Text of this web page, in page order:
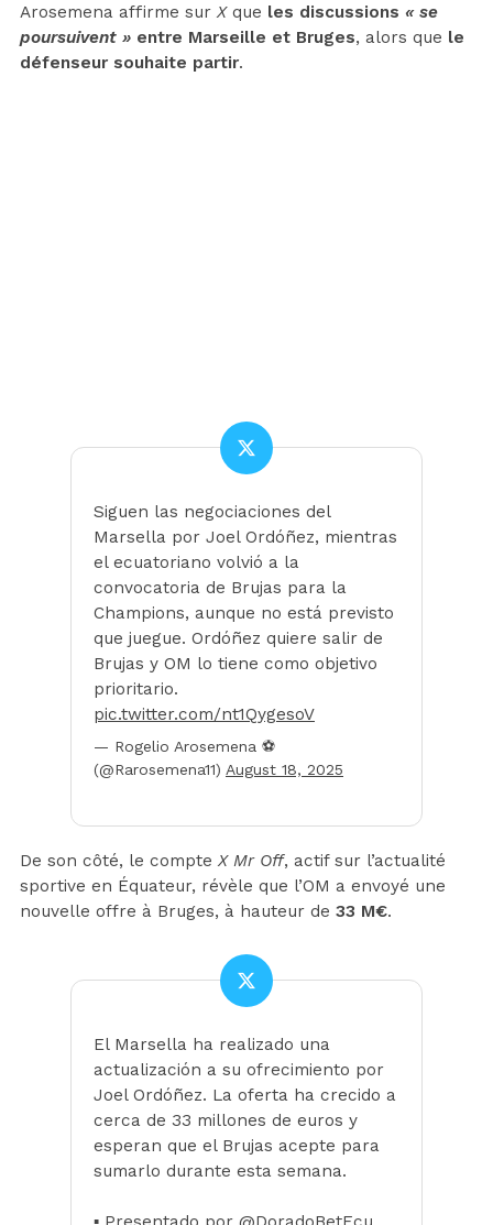
Arosemena affirme sur Xque les discussions « se
poursuivent » entre Marseille et Bruges, alors que le
défenseur souhaite partir.
Siguen las negociaciones del
Marsella por Joel Ordóñez, mientras
el ecuatoriano volvió a la
convocatoria de Brujas para la
Champions, aunque no está previsto
que juegue. Ordóñez quiere salir de
Brujas y OM lo tiene como objetivo
prioritario.
pic.twitter.com/nt1QygesoV
— Rogelio Arosemena ⚽️
(@Rarosemena11) August 18, 2025
De son côté, le compte X Mr Off, actif sur l’actualité
sportive en Équateur, révèle que l’OM a envoyé une
nouvelle offre à Bruges, à hauteur de 33 M€.
El Marsella ha realizado una
actualización a su ofrecimiento por
Joel Ordóñez. La oferta ha crecido a
cerca de 33 millones de euros y
esperan que el Brujas acepte para
sumarlo durante esta semana.